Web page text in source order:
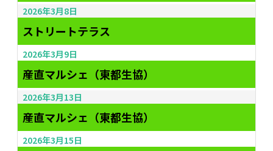
2026年3月8日
ストリートテラス
2026年3月9日
産直マルシェ（東都生協）
2026年3月13日
産直マルシェ（東都生協）
2026年3月15日